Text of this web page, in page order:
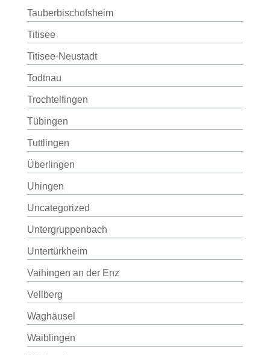
Tauberbischofsheim
Titisee
Titisee-Neustadt
Todtnau
Trochtelfingen
Tübingen
Tuttlingen
Überlingen
Uhingen
Uncategorized
Untergruppenbach
Untertürkheim
Vaihingen an der Enz
Vellberg
Waghäusel
Waiblingen